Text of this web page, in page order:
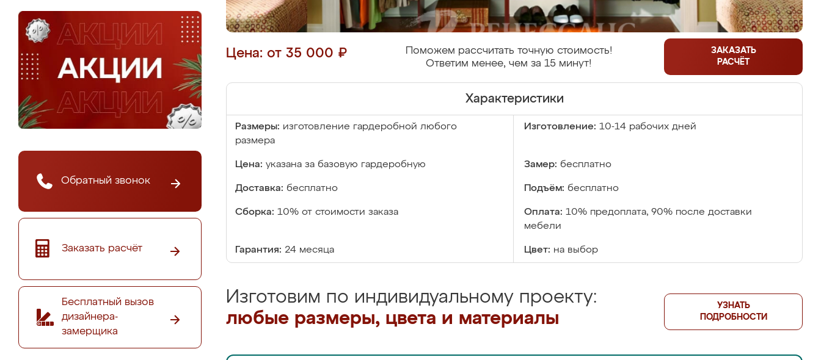
Обратный звонок
Заказать расчёт
Бесплатный вызов
дизайнера-
замерщика
Цена: от 35 000 ₽
Поможем рассчитать точную стоимость!
Ответим менее, чем за 15 минут!
ЗАКАЗАТЬ
РАСЧЁТ
Характеристики
Размеры: изготовление гардеробной любого
размера
Изготовление: 10-14 рабочих дней
Цена: указана за базовую гардеробную Замер: бесплатно
Доставка: бесплатно Подъём: бесплатно
Сборка: 10% от стоимости заказа Оплата: 10% предоплата, 90% после доставки
мебели
Гарантия: 24 месяца Цвет: на выбор
Изготовим по индивидуальному проекту:
любые размеры, цвета и материалы
УЗНАТЬ
ПОДРОБНОСТИ